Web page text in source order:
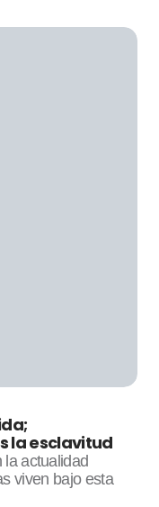
la esclavitud
la actualidad
viven bajo esta